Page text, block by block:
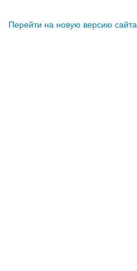
Перейти на новую версию сайта.